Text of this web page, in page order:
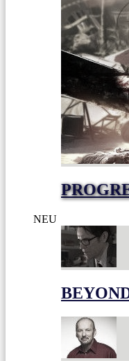
NEU